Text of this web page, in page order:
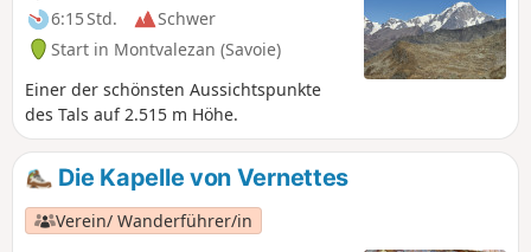
6:15 Std.
Schwer
Start in Montvalezan (Savoie)
Einer der schönsten Aussichtspunkte
des Tals auf 2.515 m Höhe.
Die Kapelle von Vernettes
Verein/ Wanderführer/in